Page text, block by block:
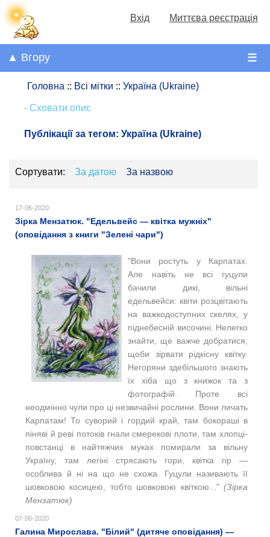
Вхід Миттєва реєстрація
☰
▲ Вгору
Головна :: Всі мітки :: Україна (Ukraine)
- Сховати опис
Публікації за тегом: Україна (Ukraine)
Сортувати: За датою За назвою
17-06-2020
Зірка Мензатюк. "Едельвейс — квітка мужніх"
(оповідання з книги "Зелені чари")
"Вони ростуть у Карпатах.
Але навіть не всі гуцули
бачили дикі, вільні
едельвейси: квіти розцвітають
на важкодоступних скелях, у
піднебесній височині. Нелегко
знайти, ще важче добратися,
щоби зірвати рідкісну квітку.
Негоряни здебільшого знають
їх хіба що з книжок та з
фотографій. Проте всі
неодмінно чули про ці незвичайні рослини. Вони личать
Карпатам! То суворий і гордий край, там бокораші в
піняві й реві потоків гнали смерекові плоти, там хлопці-
повстанці в найтяжчих муках помирали за вільну
Україну, там легіні стрясають гори, квітка гір —
особлива й ні на що не схожа. Гуцули називають її
шовковою косицею, тобто шовковою квіткою..." (Зірка
Мензатюк)
07-06-2020
Галина Мирослава. "Білий" (дитяче оповідання) —